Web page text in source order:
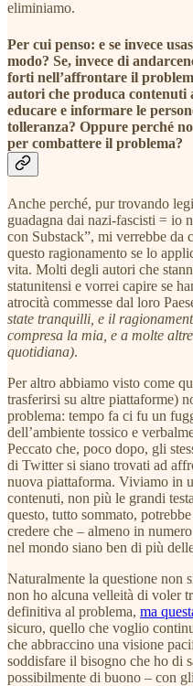
eliminiamo.
Per cui penso: e se invece
modo? Se, invece di
forti nell’affrontare il
autori che produca contenuti
educare e informare le
tolleranza? Oppure perché
per combattere il problema?
Anche perché, pur trovando
guadagna dai nazi-fascisti = io
con Substack”, mi verrebbe da
questo ragionamento se lo
vita. Molti degli autori che
statunitensi e vorrei capire se
atrocità commesse dal loro
state tranquilli, e il
compresa la mia, e a molte
quotidiana).
Per altro abbiamo visto come
trasferirsi su altre piattaforme)
problema: tempo fa ci fu un
dell’ambiente tossico e
Peccato che, poco dopo, gli
di Twitter si siano trovati ad
nuova piattaforma. Viviamo in
contenuti, non più le grandi
questo, tutto sommato,
credere che – almeno in
nel mondo siano ben di più
Naturalmente la questione non
non ho alcuna velleità di voler
definitiva al problema, ma
sicuro, quello che voglio
che abbraccino una visione
soddisfare il bisogno che ho di
possibilmente di buono – con